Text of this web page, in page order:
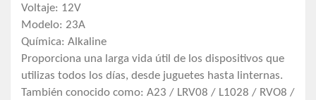
Voltaje: 12V
Modelo: 23A
Química: Alkaline
Proporciona una larga vida útil de los dispositivos que
utilizas todos los días, desde juguetes hasta linternas.
También conocido como: A23 / LRV08 / L1028 / RVO8 /